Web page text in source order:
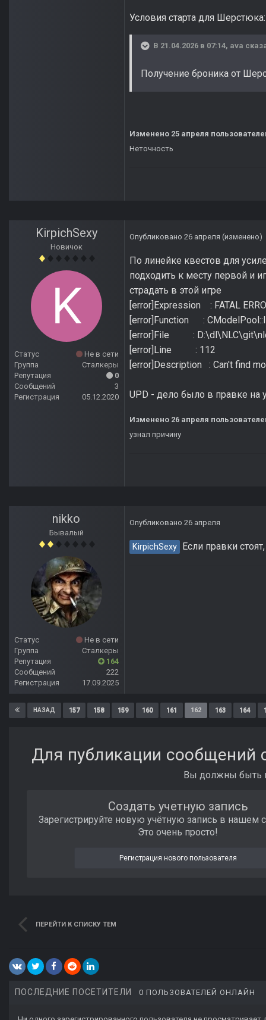
Условия старта для Шерстюка:
В 21.04.2026 в 07:14, ava
Получение броника от
Изменено 25 апреля
Неточность
KirpichSexy
Новичок
Статус
Не в сети
Группа
Сталкеры
Репутация
0
Сообщений
3
Регистрация
05.12.2020
Опубликовано 26 апреля (изменено)
По линейке квестов для
подходить к месту первой и
страдать в этой игре
[error]Expression : FATAL
[error]Function :
[error]File :
[error]Line : 112
[error]Description : Can't find
UPD - дело было в правке на
Изменено 26 апреля
узнал причину
nikko
Бывалый
Статус
Не в сети
Группа
Сталкеры
Репутация
164
Сообщений
222
Регистрация
17.09.2025
Опубликовано 26 апреля
KirpichSexy Если правки
НАЗАД 157 158 159 160 161 162 163 164
Для публикации сообщений
Вы должны быть
Создать учетную запись
Зарегистрируйте новую учётную запись в нашем
Это очень просто!
Регистрация нового пользователя
ПЕРЕЙТИ К СПИСКУ ТЕМ
ПОСЛЕДНИЕ ПОСЕТИТЕЛИ 0 ПОЛЬЗОВАТЕЛЕЙ ОНЛАЙН